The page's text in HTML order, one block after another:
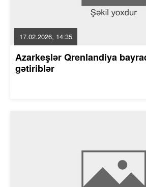
17.02.2026, 14:35
Azarkeşlər Qrenlandiya
gətiriblər